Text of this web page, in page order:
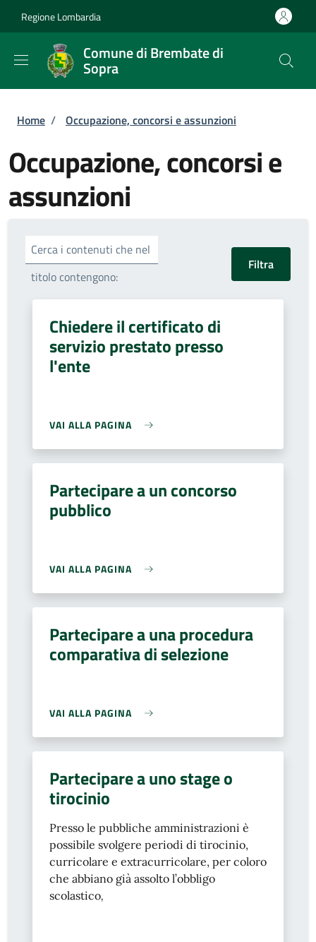
Regione Lombardia
Comune di Brembate di
Sopra
Briciole di pane
Home / Occupazione, concorsi e assunzioni
Occupazione, concorsi e
assunzioni
Cerca i contenuti che nel
titolo contengono:
Chiedere il certificato di
servizio prestato presso
l'ente
VAI ALLA PAGINA
Partecipare a un concorso
pubblico
VAI ALLA PAGINA
Partecipare a una procedura
comparativa di selezione
VAI ALLA PAGINA
Partecipare a uno stage o
tirocinio
Presso le pubbliche amministrazioni è
possibile svolgere periodi di tirocinio,
curricolare e extracurricolare, per coloro
che abbiano già assolto l’obbligo
scolastico,